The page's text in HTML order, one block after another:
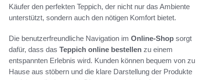
Käufer den perfekten Teppich, der nicht nur das Ambiente
unterstützt, sondern auch den nötigen Komfort bietet.
Die benutzerfreundliche Navigation im Online-Shop sorgt
dafür, dass das Teppich online bestellen zu einem
entspannten Erlebnis wird. Kunden können bequem von zu
Hause aus stöbern und die klare Darstellung der Produkte